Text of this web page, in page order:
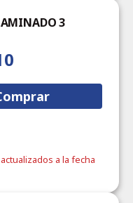
3
a la fecha